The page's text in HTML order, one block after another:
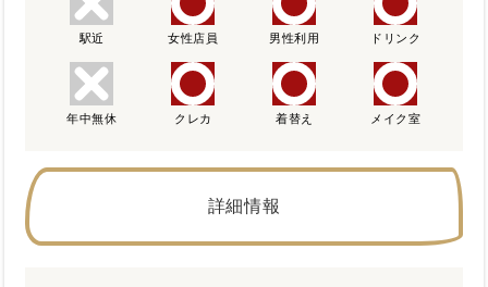
駅近 女性店員 男性利用 ドリンク
年中無休 クレカ 着替え メイク室
詳細情報